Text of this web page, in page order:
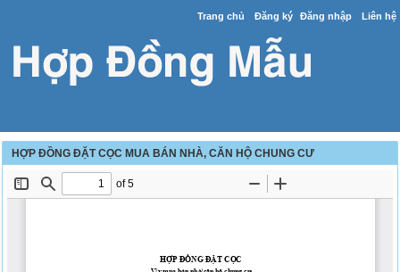
Trang chủ Đăng ký Đăng nhập Liên hệ
HỢP ĐỒNG ĐẶT CỌC MUA BÁN NHÀ, CĂN HỘ CHUNG CƯ